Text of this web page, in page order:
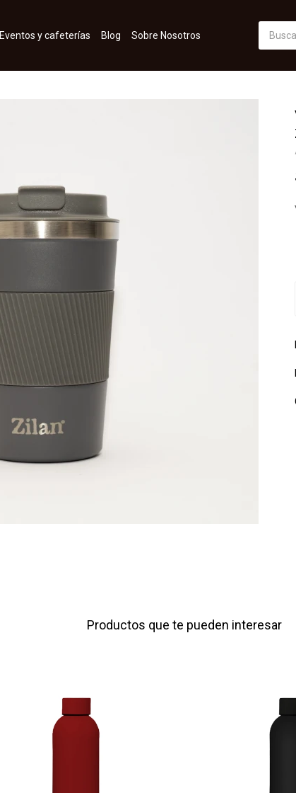
Eventos y cafeterías Blog Sobre Nosotros
Productos que te pueden interesar